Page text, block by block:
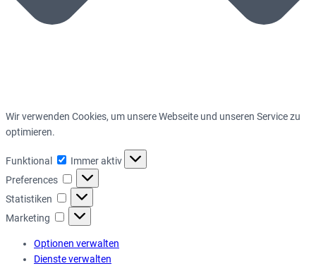
Wir verwenden Cookies, um unsere Webseite und unseren Service zu
optimieren.
Funktional Funktional
Immer aktiv
Preferences
Preferences
Statistiken Statistiken
Marketing Marketing
Optionen verwalten
Dienste verwalten